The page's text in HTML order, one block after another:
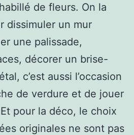
de fleurs. On la
dissimuler un mur
une palissade,
décorer un brise-
c’est aussi l’occasion
de verdure et de jouer
pour la déco, le choix
originales ne sont pas